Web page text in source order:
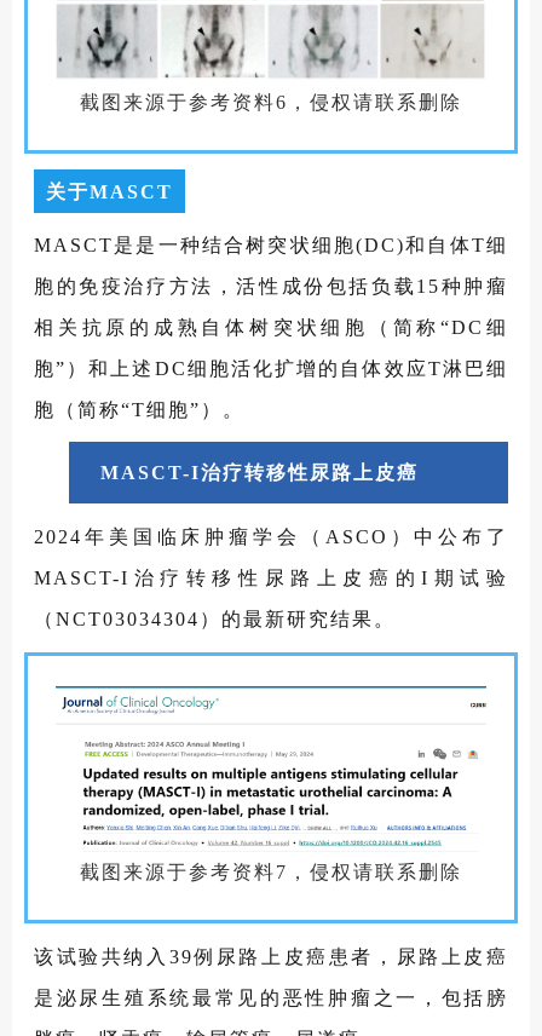
截图来源于参考资料6，侵权请联系删除
关于MASCT
MASCT是是一种结合树突状细胞(DC)和自体T细
胞的免疫治疗方法，活性成份包括负载15种肿瘤
相关抗原的成熟自体树突状细胞（简称“DC细
胞”）和上述DC细胞活化扩增的自体效应T淋巴细
胞（简称“T细胞”）。
MASCT-I治疗转移性尿路上皮癌
2024年美国临床肿瘤学会（ASCO）中公布了
MASCT-I治疗转移性尿路上皮癌的I期试验
（NCT03034304）的最新研究结果。
截图来源于参考资料7，侵权请联系删除
该试验共纳入39例尿路上皮癌患者，尿路上皮癌
是泌尿生殖系统最常见的恶性肿瘤之一，包括膀